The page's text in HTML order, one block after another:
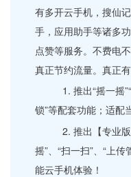
有多开云手机，搜仙
手，应用助手等诸多
点赞等服务。不费电
真正节约流量。真正
1. 推出“摇一摇”“
锁”等配套功能；适配
2. 推出【专业版
摇”、“扫一扫”、“上
能云手机体验！